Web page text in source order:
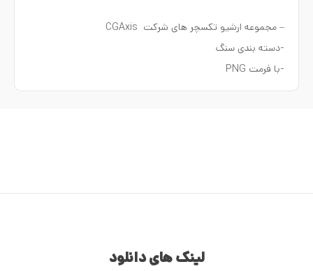
– مجموعه ارشیو تکسچر های شرکت CGAxis
-دسته بندی سنگ
-با فرمت PNG
لینک های دانلود